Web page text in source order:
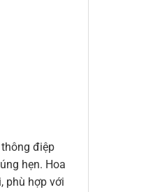
điệp
hẹn. Hoa
phù hợp với